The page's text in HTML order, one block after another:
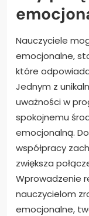
Nauczyciele
emocjonalne,
które
Jednym z
uważności w
spokojnemu
emocjonalną.
współpracy
zwiększa
Wprowadzenie
nauczycielom
emocjonalne,